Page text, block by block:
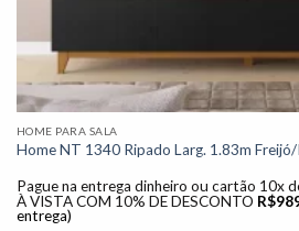
HOME PARA SALA
Home NT 1340 Ripado Larg. 1.83m
Pague na entrega dinheiro ou cartão 10x
À VISTA COM 10% DE DESCONTO R$
entrega)